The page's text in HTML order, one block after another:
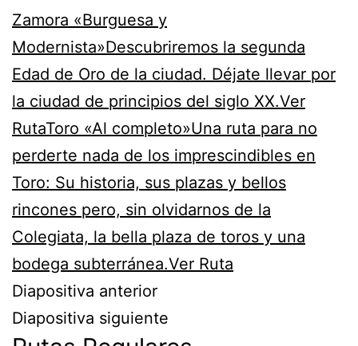
Zamora «Burguesa y
Modernista»Descubriremos la segunda
Edad de Oro de la ciudad. Déjate llevar por
la ciudad de principios del siglo XX.Ver
RutaToro «Al completo»Una ruta para no
perderte nada de los imprescindibles en
Toro: Su historia, sus plazas y bellos
rincones pero, sin olvidarnos de la
Colegiata, la bella plaza de toros y una
bodega subterránea.Ver Ruta
Diapositiva anterior
Diapositiva siguiente